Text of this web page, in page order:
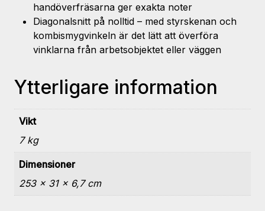
handöverfräsarna ger exakta noter
Diagonalsnitt på nolltid – med styrskenan och
kombismygvinkeln är det lätt att överföra
vinklarna från arbetsobjektet eller väggen
Ytterligare information
Vikt
7 kg
Dimensioner
253 × 31 × 6,7 cm